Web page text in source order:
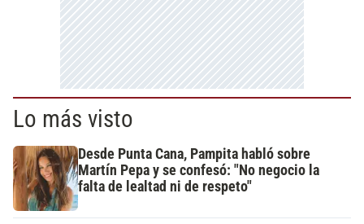
Lo más visto
Desde Punta Cana, Pampita habló sobre
Martín Pepa y se confesó: "No negocio la
falta de lealtad ni de respeto"